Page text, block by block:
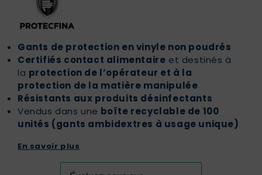
Gants de protection en vinyle non poudrés
Certifiés contact alimentaire et destinés à
la protection de l’opérateur et à la
protection de la matière manipulée
Résistants aux produits désinfectants
Vendus dans une boîte recyclable de 100
unités (gants ambidextres à usage unique)
En savoir plus